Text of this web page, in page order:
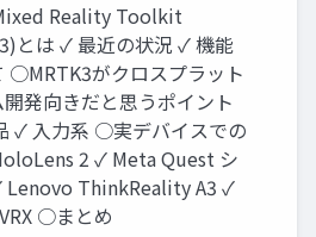
Reality Toolkit
とは ✓ 最近の状況 ✓ 機能
○MRTK3がクロスプラット
発向きだと思うポイント
✓ 入力系 ○実デバイスでの
2 ✓ Meta Quest シ
Lenovo ThinkReality A3 ✓
○まとめ